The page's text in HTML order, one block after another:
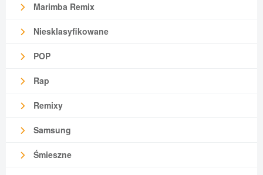
Marimba Remix
Niesklasyfikowane
POP
Rap
Remixy
Samsung
Śmieszne